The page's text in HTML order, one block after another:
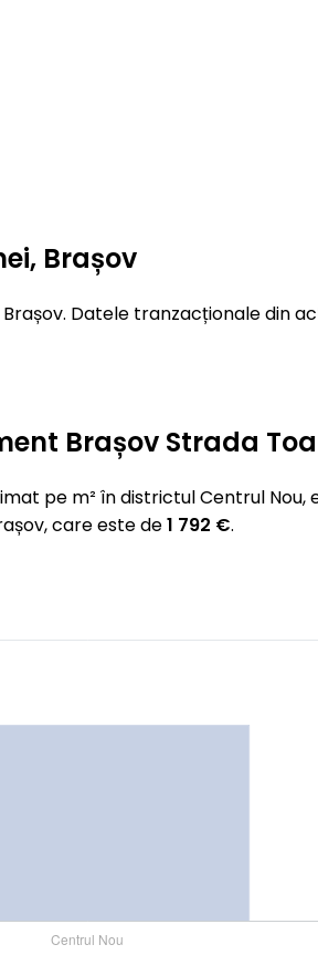
Brașov
Datele tranzacționale din
Brașov Strada
pe m² în districtul Centrul Nou,
care este de1 792 €.